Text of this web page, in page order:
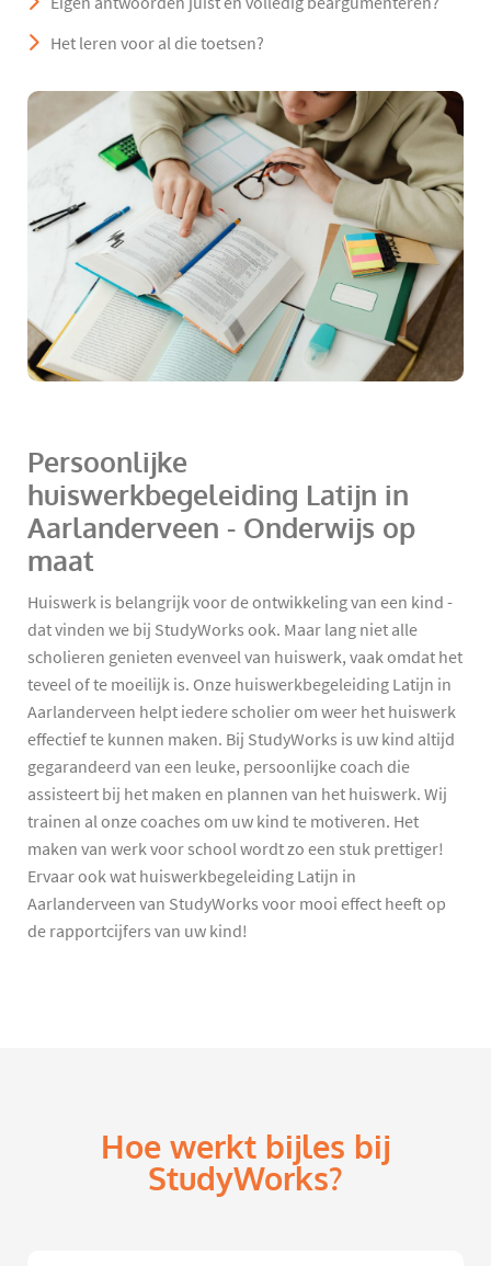
Het leren voor al die toetsen?
Persoonlijke
huiswerkbegeleiding Latijn in
Aarlanderveen - Onderwijs op
maat
Huiswerk is belangrijk voor de ontwikkeling van een kind -
dat vinden we bij StudyWorks ook. Maar lang niet alle
scholieren genieten evenveel van huiswerk, vaak omdat het
teveel of te moeilijk is. Onze huiswerkbegeleiding Latijn in
Aarlanderveen helpt iedere scholier om weer het huiswerk
effectief te kunnen maken. Bij StudyWorks is uw kind altijd
gegarandeerd van een leuke, persoonlijke coach die
assisteert bij het maken en plannen van het huiswerk. Wij
trainen al onze coaches om uw kind te motiveren. Het
maken van werk voor school wordt zo een stuk prettiger!
Ervaar ook wat huiswerkbegeleiding Latijn in
Aarlanderveen van StudyWorks voor mooi effect heeft op
de rapportcijfers van uw kind!
Hoe werkt bijles bij
StudyWorks?